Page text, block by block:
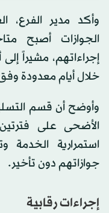
وأكد مدير الفرع،
الجوازات أصبح
إجراءاتهم، مشيراً
خلال أيام معدودة
وأوضح أن قسم
الأضحى على
استمرارية
جوازاتهم دون تأخير.
إجراءات رقابية